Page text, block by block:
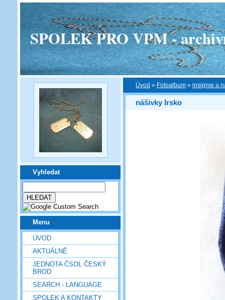
SPOLEK PRO VPM -
Vyhledat
Menu
ÚVOD
AKTUÁLNĚ
JEDNOTA ČSOL ČESKÝ
BROD
SEARCH - LANGUAGE
SPOLEK A KONTAKTY
Úvod » Fotoalbum » insignie a
nášivky Irsko